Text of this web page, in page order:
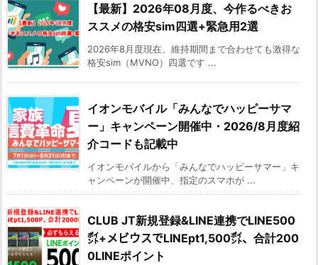
【最新】2026年08月度、今作るべきお
ススメの格安sim四選+緊急用2選
2026年8月度現在、維持期間まで合わせても激得な
格安sim（MVNO）四選です ...
イオンモバイル「みんなでハッピーサマ
ー」キャンペーン開催中・2026/8月度紹
介コードも記載中
イオンモバイルから「みんなでハッピーサマー」キ
ャンペーンが開催中、指定のスマホが ...
CLUB JT新規登録&LINE連携でLINE500
㌽+メビウスでLINEpt1,500㌽、合計200
0LINEポイント